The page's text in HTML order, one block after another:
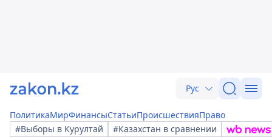
Рус
ПолитикаМирФинансыСтатьиПроисшествияПраво
#Выборы в Курултай
#Казахстан в сравнении